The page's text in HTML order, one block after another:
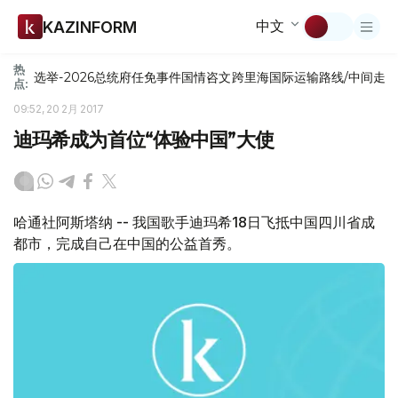
KAZINFORM 中文
热
点: 选举-2026总统府任免事件国情咨文跨里海国际运输路线/中间走廊
09:52, 20 2月 2017
迪玛希成为首位“体验中国”大使
哈通社阿斯塔纳 -- 我国歌手迪玛希18日飞抵中国四川省成
都市，完成自己在中国的公益首秀。